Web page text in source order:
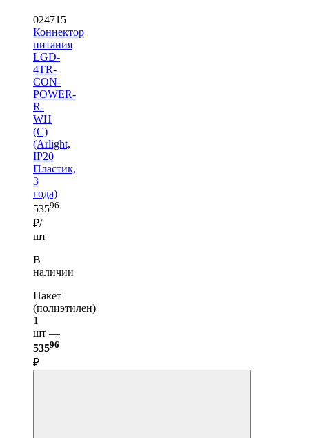
024715
Коннектор
питания
LGD-
4TR-
CON-
POWER-
R-
WH
(C)
(Arlight,
IP20
Пластик,
3
года)
53596
₽/
шт
В
наличии
Пакет
(полиэтилен)
1
шт —
53596
₽